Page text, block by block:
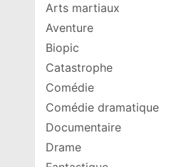
Arts martiaux
Aventure
Biopic
Catastrophe
Comédie
Comédie dramatique
Documentaire
Drame